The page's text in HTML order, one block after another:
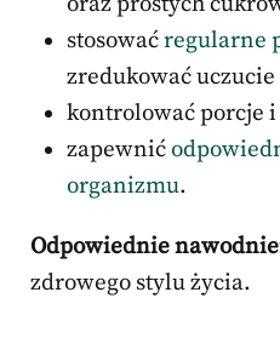
stosowaćregularne
zredukować uczucie
kontrolować porcje
zapewnić
organizmu.
Odpowiednie
zdrowego stylu życia.